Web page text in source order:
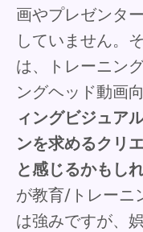
画やプレゼンタ
していません。
は、トレーニン
ングヘッド動画
ィングビジュア
ンを求めるクリ
と感じるかもし
が教育/トレーニ
は強みですが、